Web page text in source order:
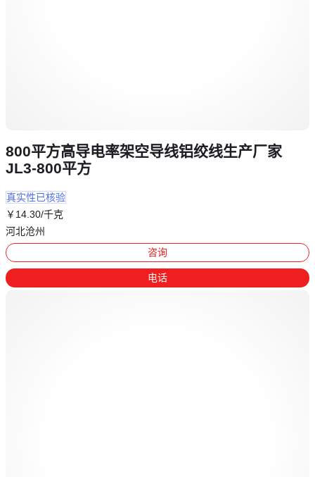
800平方高导电率架空导线铝绞线生产厂家
JL3-800平方
真实性已核验
￥ 14.30/千克
河北沧州
咨询
电话